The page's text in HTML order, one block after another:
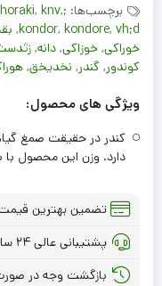
برچسب‌ها: ;knv ;knv
, knv,
kondor, kondore, vh;d
,
خوراکی, خوزاکی, دانه,
کوندور, گندر, نخدیخق,
ویژگی های محصول:
کندر در حقیقت صمغ
دارد. وزن این محصول با بسته
تضمین بهترین قیمت
پشتیبانی عالی ۲۴ ساعته، ۷ روز هفته
بازگشت وجه در